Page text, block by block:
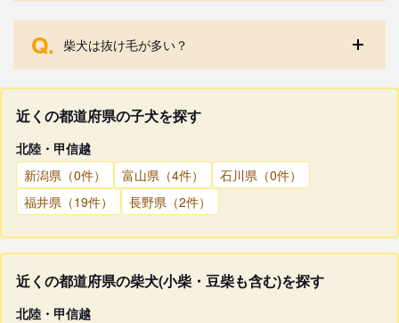
Q. 柴犬は抜け毛が多い？
近くの都道府県の子犬を探す
北陸・甲信越
新潟県（0件）
富山県（4件）
石川県（0件）
福井県（19件）
長野県（2件）
近くの都道府県の柴犬(小柴・豆柴も含む)を探す
北陸・甲信越